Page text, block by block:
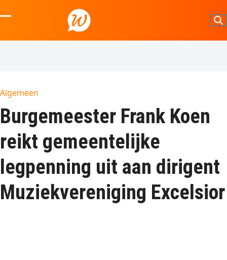
to
mobile
mobile
Algemeen
Burgemeester Frank Koen
reikt gemeentelijke
legpenning uit aan dirigent
Muziekvereniging Excelsior